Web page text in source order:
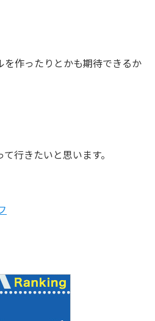
を作ったりとかも期待できるか
行きたいと思います。